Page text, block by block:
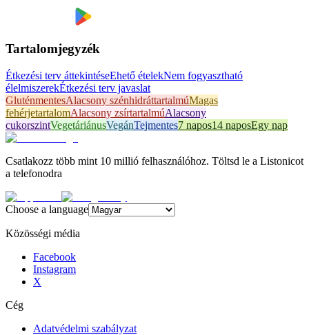
Tartalomjegyzék
Étkezési terv áttekintéseEhető ételekNem fogyasztható
élelmiszerekÉtkezési terv javaslat
GluténmentesAlacsony szénhidráttartalmúMagas
fehérjetartalomAlacsony zsírtartalmúAlacsony
cukorszintVegetáriánusVegánTejmentes7 napos14 naposEgy nap
Csatlakozz több mint 10 millió felhasználóhoz. Töltsd le a Listonicot
a telefonodra
Choose a language
Közösségi média
Facebook
Instagram
X
Cég
Adatvédelmi szabályzat